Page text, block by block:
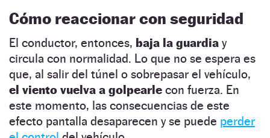
Cómo reaccionar con seguridad
El conductor, entonces, baja la guardia y
circula con normalidad. Lo que no se espera es
que, al salir del túnel o sobrepasar el vehículo,
el viento vuelva a golpearle con fuerza. En
este momento, las consecuencias de este
efecto pantalla desaparecen y se puede perder